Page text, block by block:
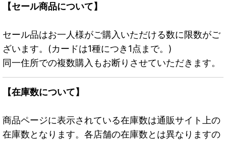
【セール商品について】
セール品はお一人様がご購入いただける数に限数がご
ざいます。(カードは1種につき1点まで。)
同一住所での複数購入もお断りさせていただきます。
【在庫数について】
商品ページに表示されている在庫数は通販サイト上の
在庫数となります。各店舗の在庫数とは異なりますの